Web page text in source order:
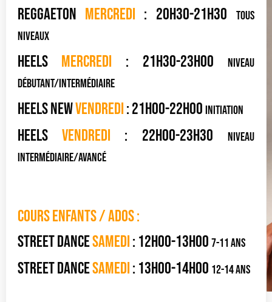
reggaeton mercredi : 20h30-21h30
tous
niveaux
heels mercredi : 21h30-23h00
niveau
débutant/intermédiaire
heels NEWvendredi: 21h00-22h00 initiation
heels vendredi : 22h00-23h30
niveau
intermédiaire/Avancé
cOURS enfants / ados :
street dancesamedi: 12h00-13h00 7-11 ans
street dancesamedi: 13h00-14h00 12-14 ans